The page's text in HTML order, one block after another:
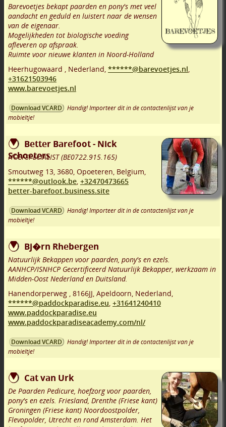
Barevoetjes bekapt paarden en pony's met veel
aandacht en geduld en luistert naar de wensen
van de eigenaar.
Mogelijkheden tot biologische voeding
afleveren op afspraak.
Ruimte voor nieuwe klanten in Noord-Holland
Heerhugowaard , Nederland, ******@barevoetjes.nl,
+31621503946
www.barevoetjes.nl
Download VCARD
Handig! Importeer dit in de contactenlijst van je
mobieltje!
Better Barefoot - Nick
Schoeters
HOEFSPECIALIST (BE0722.915.165)
Smoutweg 13, 3680, Opoeteren, Belgium,
******@outlook.be, +32470473665
better-barefoot.business.site
Download VCARD
Handig! Importeer dit in de contactenlijst van je
mobieltje!
Bj�rn Rhebergen
Natuurlijk Bekappen voor paarden, pony's en ezels.
AANHCP/ISNHCP Gecertificeerd Natuurlijk Bekapper, werkzaam in
Midden-Oost Nederland en Duitsland.
Hanendorperweg , 8166JJ, Apeldoorn, Nederland,
******@paddockparadise.eu, +31641240410
www.paddockparadise.eu
www.paddockparadiseacademy.com/nl/
Download VCARD
Handig! Importeer dit in de contactenlijst van je
mobieltje!
Cat van Urk
De Paarden Pedicure, hoefzorg voor paarden,
pony's en ezels. Friesland, Drenthe (Friese kant)
Groningen (Friese kant) Noordoostpolder,
Flevopolder, Utrecht en rond Amsterdam. Het